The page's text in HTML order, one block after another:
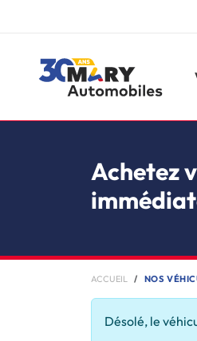
Achetez
ACCUEIL NOS
Désolé, le